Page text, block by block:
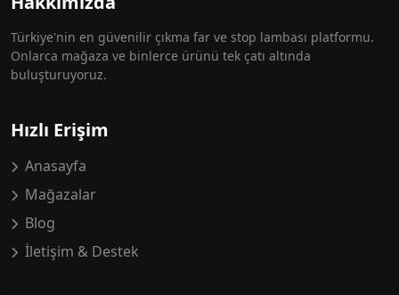
Türkiye'nin en güvenilir çıkma far ve stop lambası platformu.
Onlarca mağaza ve binlerce ürünü tek çatı altında
buluşturuyoruz.
Hızlı Erişim
Anasayfa
Mağazalar
Blog
İletişim & Destek